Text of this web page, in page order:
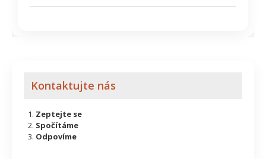
Kontaktujte nás
Zeptejte se
Spočítáme
Odpovíme